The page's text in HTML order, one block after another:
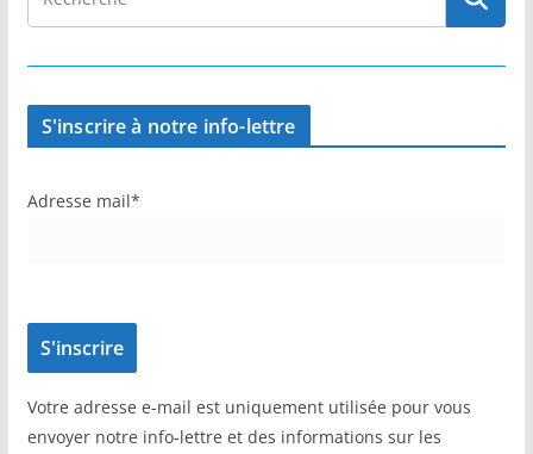
S'inscrire à notre info-lettre
Adresse mail*
Votre adresse e-mail est uniquement utilisée pour vous
envoyer notre info-lettre et des informations sur les